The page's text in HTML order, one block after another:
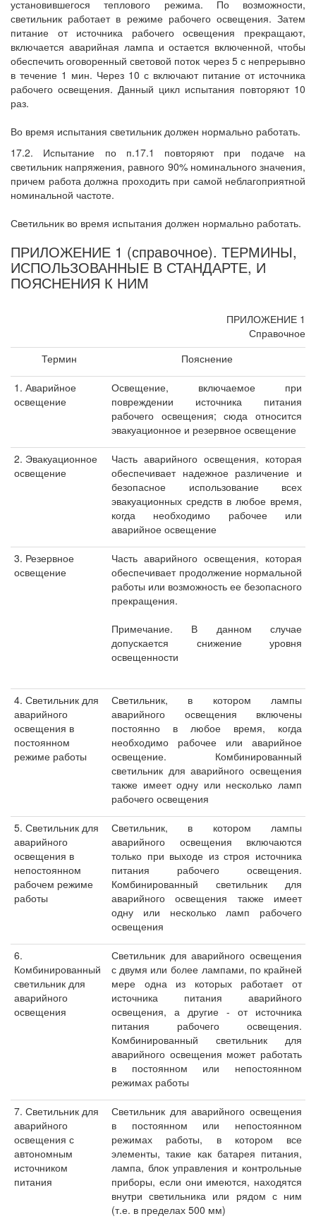
установившегося теплового режима. По возможности,
светильник работает в режиме рабочего освещения. Затем
питание от источника рабочего освещения прекращают,
включается аварийная лампа и остается включенной, чтобы
обеспечить оговоренный световой поток через 5 с непрерывно
в течение 1 мин. Через 10 с включают питание от источника
рабочего освещения. Данный цикл испытания повторяют 10
раз.
Во время испытания светильник должен нормально работать.
17.2. Испытание по п.17.1 повторяют при подаче на
светильник напряжения, равного 90% номинального значения,
причем работа должна проходить при самой неблагоприятной
номинальной частоте.
Светильник во время испытания должен нормально работать.
ПРИЛОЖЕНИЕ 1 (справочное). ТЕРМИНЫ,
ИСПОЛЬЗОВАННЫЕ В СТАНДАРТЕ, И
ПОЯСНЕНИЯ К НИМ
ПРИЛОЖЕНИЕ 1
Справочное
Термин
Пояснение
1. Аварийное
освещение
Освещение, включаемое при
повреждении источника питания
рабочего освещения; сюда относится
эвакуационное и резервное освещение
2. Эвакуационное
освещение
Часть аварийного освещения, которая
обеспечивает надежное различение и
безопасное использование всех
эвакуационных средств в любое время,
когда необходимо рабочее или
аварийное освещение
3. Резервное
освещение
Часть аварийного освещения, которая
обеспечивает продолжение нормальной
работы или возможность ее безопасного
прекращения.
Примечание. В данном случае
допускается снижение уровня
освещенности
4. Светильник для
аварийного
освещения в
постоянном
режиме работы
Светильник, в котором лампы
аварийного освещения включены
постоянно в любое время, когда
необходимо рабочее или аварийное
освещение. Комбинированный
светильник для аварийного освещения
также имеет одну или несколько ламп
рабочего освещения
5. Светильник для
аварийного
освещения в
непостоянном
рабочем режиме
работы
Светильник, в котором лампы
аварийного освещения включаются
только при выходе из строя источника
питания рабочего освещения.
Комбинированный светильник для
аварийного освещения также имеет
одну или несколько ламп рабочего
освещения
6.
Комбинированный
светильник для
аварийного
освещения
Светильник для аварийного освещения
с двумя или более лампами, по крайней
мере одна из которых работает от
источника питания аварийного
освещения, а другие - от источника
питания рабочего освещения.
Комбинированный светильник для
аварийного освещения может работать
в постоянном или непостоянном
режимах работы
7. Светильник для
аварийного
освещения с
автономным
источником
питания
Светильник для аварийного освещения
в постоянном или непостоянном
режимах работы, в котором все
элементы, такие как батарея питания,
лампа, блок управления и контрольные
приборы, если они имеются, находятся
внутри светильника или рядом с ним
(т.е. в пределах 500 мм)